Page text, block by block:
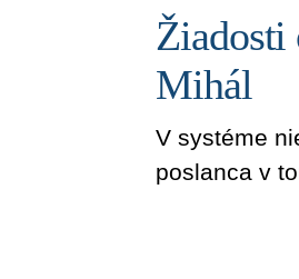
Žiadosti
Mihál
V systéme
poslanca v